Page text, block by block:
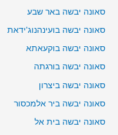
סאונה יבשה באר שבע
סאונה יבשה בועינהנוג'ידאת
סאונה יבשה בוקעאתא
סאונה יבשה בורגתה
סאונה יבשה ביצרון
סאונה יבשה ביר אלמכסור
סאונה יבשה בית אל